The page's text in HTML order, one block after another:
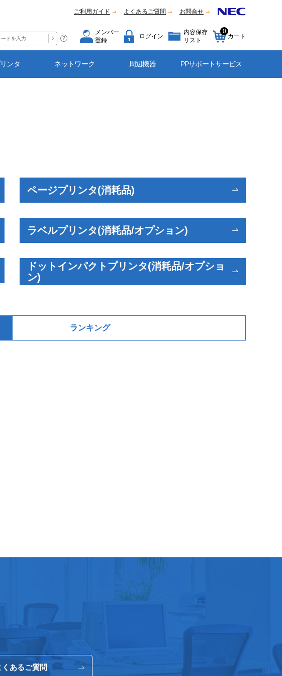
ご利用ガイド よくあるご質問 お問合せ
メンバー
登録
ログイン
内容保存
リスト
0
カート
ンタ ネットワーク 周辺機器 PPサポートサービス
ページプリンタ(消耗品)
ラベルプリンタ(消耗品/オプション)
ドットインパクトプリンタ(消耗品/オプショ
ン)
ランキング
くあるご質問